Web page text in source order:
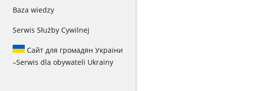
Baza wiedzy
Serwis Służby Cywilnej
Сайт для громадян України
–Serwis dla obywateli Ukrainy